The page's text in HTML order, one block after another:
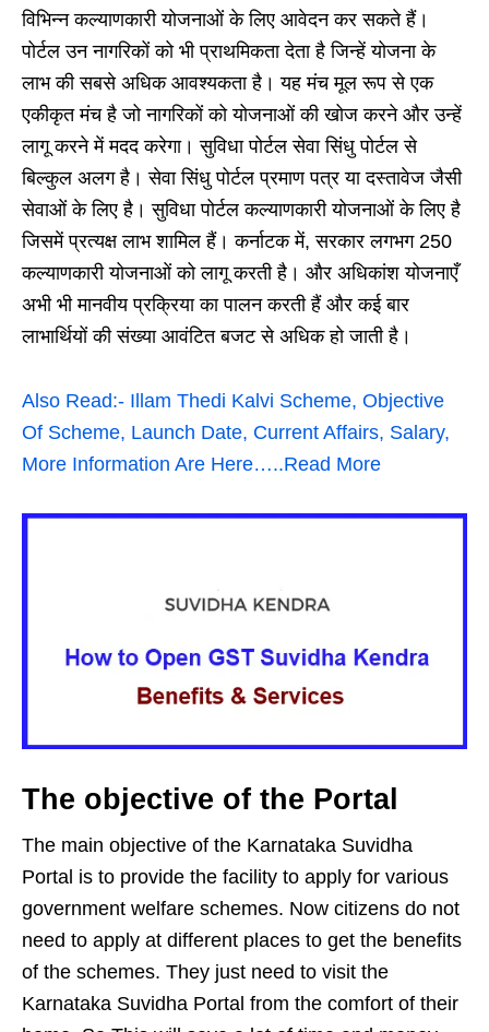
विभिन्न कल्याणकारी योजनाओं के लिए आवेदन कर सकते हैं।
पोर्टल उन नागरिकों को भी प्राथमिकता देता है जिन्हें योजना के
लाभ की सबसे अधिक आवश्यकता है। यह मंच मूल रूप से एक
एकीकृत मंच है जो नागरिकों को योजनाओं की खोज करने और उन्हें
लागू करने में मदद करेगा। सुविधा पोर्टल सेवा सिंधु पोर्टल से
बिल्कुल अलग है। सेवा सिंधु पोर्टल प्रमाण पत्र या दस्तावेज जैसी
सेवाओं के लिए है। सुविधा पोर्टल कल्याणकारी योजनाओं के लिए है
जिसमें प्रत्यक्ष लाभ शामिल हैं। कर्नाटक में, सरकार लगभग 250
कल्याणकारी योजनाओं को लागू करती है। और अधिकांश योजनाएँ
अभी भी मानवीय प्रक्रिया का पालन करती हैं और कई बार
लाभार्थियों की संख्या आवंटित बजट से अधिक हो जाती है।
Also Read:- Illam Thedi Kalvi Scheme, Objective
Of Scheme, Launch Date, Current Affairs, Salary,
More Information Are Here…..Read More
The objective of the Portal
The main objective of the Karnataka Suvidha
Portal is to provide the facility to apply for various
government welfare schemes. Now citizens do not
need to apply at different places to get the benefits
of the schemes. They just need to visit the
Karnataka Suvidha Portal from the comfort of their